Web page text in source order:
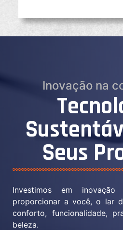
Inovação na
Seus
Investimos em
proporcionar a você, o lar
conforto, funcionalidade,
beleza.